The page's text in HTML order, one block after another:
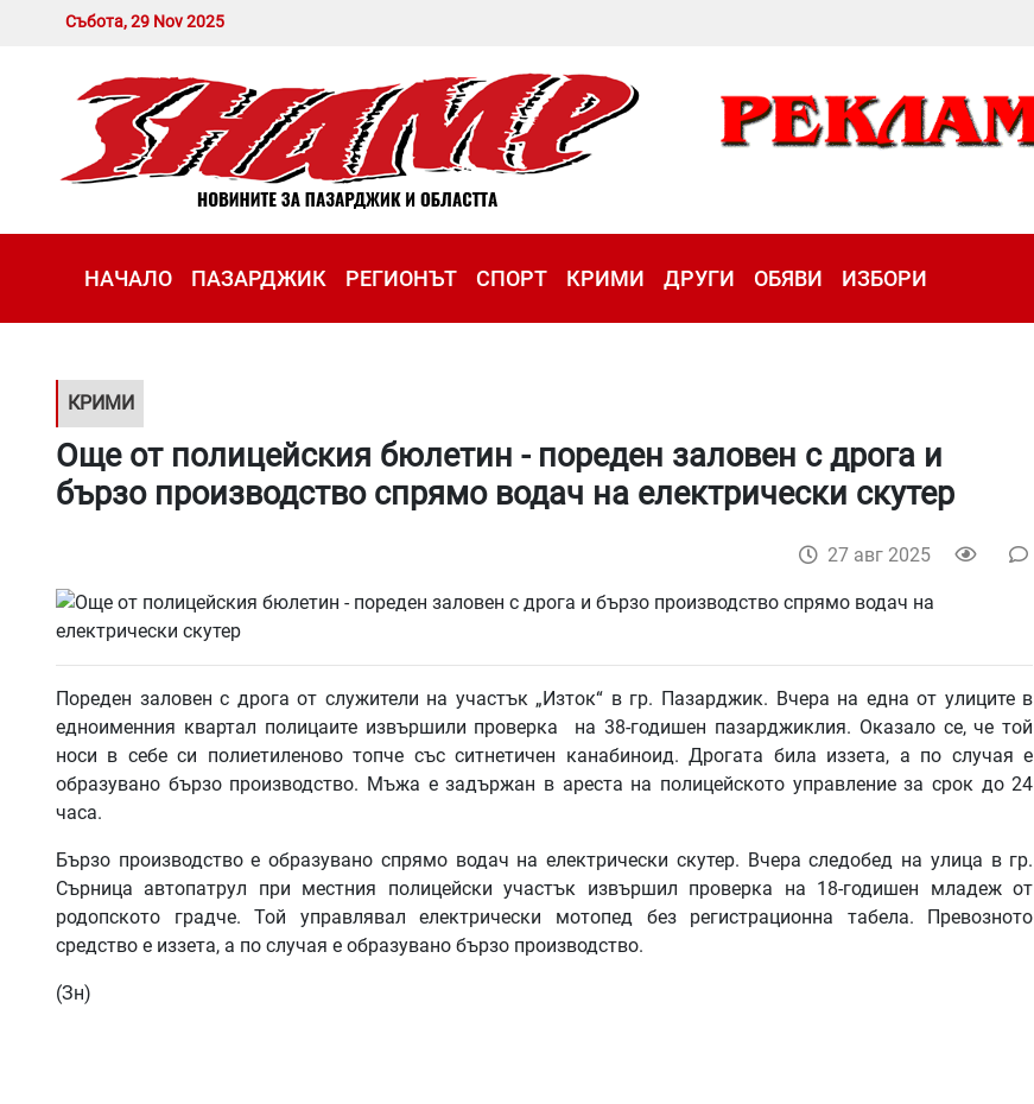
Събота, 29 Nov 2025
НАЧАЛО ПАЗАРДЖИК РЕГИОНЪТ СПОРТ КРИМИ ДРУГИ ОБЯВИ ИЗБОРИ
КРИМИ
Още от полицейския бюлетин - пореден заловен с дрога и
бързо производство спрямо водач на електрически скутер
27 авг 2025
Пореден заловен с дрога от служители на участък „Изток“ в гр. Пазарджик. Вчера на една от улиците в
едноименния квартал полицаите извършили проверка на 38-годишен пазарджиклия. Оказало се, че той
носи в себе си полиетиленово топче със ситнетичен канабиноид. Дрогата била иззета, а по случая е
образувано бързо производство. Мъжа е задържан в ареста на полицейското управление за срок до 24
часа.
Бързо производство е образувано спрямо водач на електрически скутер. Вчера следобед на улица в гр.
Сърница автопатрул при местния полицейски участък извършил проверка на 18-годишен младеж от
родопското градче. Той управлявал електрически мотопед без регистрационна табела. Превозното
средство е иззета, а по случая е образувано бързо производство.
(Зн)